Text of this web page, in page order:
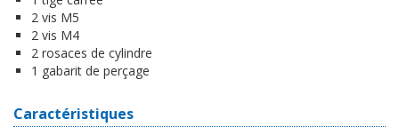
2 vis M5
2 vis M4
2 rosaces de cylindre
1 gabarit de perçage
Caractéristiques